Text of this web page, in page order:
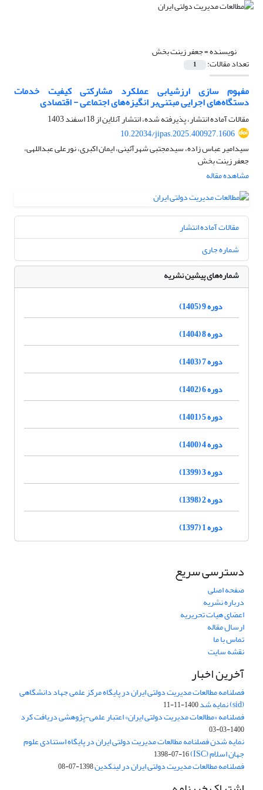
نویسنده =جعفر زینت بخش
تعداد مقالات: 1
مفهوم سازی ارزشیابی عملکرد مشارکتی کیفیت خدمات
دستگاه‌های اجرایی مبتنی‌بر انگیزه‌های اجتماعی - اقتصادی
مقالات آماده انتشار، پذیرفته شده، انتشار آنلاین از18 اسفند 1403
10.22034/jipas.2025.400927.1606
سیدامیر عباس زاده، سیدمجتبی شهرآئینی، ایمان اکبری، نورعلی عبداللهی،
جعفر زینت بخش
مشاهده مقاله
مقالات آماده انتشار
شماره جاری
شماره‌های پیشین نشریه
دوره 9 (1405)
دوره 8 (1404)
دوره 7 (1403)
دوره 6 (1402)
دوره 5 (1401)
دوره 4 (1400)
دوره 3 (1399)
دوره 2 (1398)
دوره 1 (1397)
دسترسی سریع
صفحه اصلی
درباره نشریه
اعضای هیات تحریریه
ارسال مقاله
تماس با ما
نقشه سایت
آخرین اخبار
فصلنامه مطالعات مدیریت دولتی ایران در پایگاه مرکز علمی جهاد دانشگاهی
(sid) نمایه شد 1400-11-11
فصلنامه «مطالعات مدیریت دولتی ایران» اعتبار علمی-پژوهشی دریافت کرد
1400-03-03
نمایه شدن فصلنامه مطالعات مدیریت دولتی ایران در پایگاه استنادی علوم
جهان اسلام (ISC) 1398-07-16
فصلنامه مطالعات مدیریت دولتی ایران در لینکدین1398-07-08